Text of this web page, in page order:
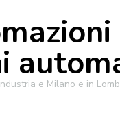
e Milano e in